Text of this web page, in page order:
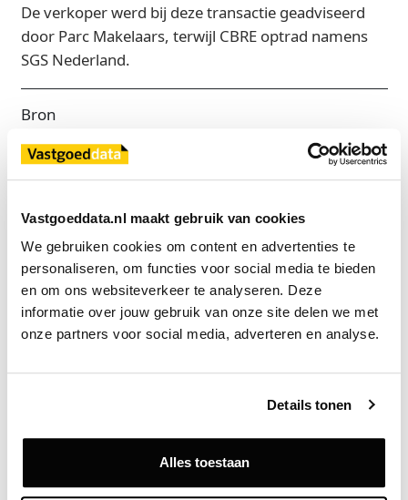
Vastgoeddata.nl maakt gebruik van cookies
We gebruiken cookies om content en advertenties te
personaliseren, om functies voor social media te bieden
en om ons websiteverkeer te analyseren. Deze
informatie over jouw gebruik van onze site delen we met
onze partners voor social media, adverteren en analyse.
Details tonen
Alles toestaan
De verkoper werd bij deze transactie geadviseerd
door Parc Makelaars, terwijl CBRE optrad namens
SGS Nederland.
Bron
Exclusief voor licentiehouders
Zie direct welke partijen en panden betrokken zijn bij dit nieuws.
Deze informatie is alleen beschikbaar voor licentiehouders van
Vraag een demo aan
Gerelateerde nieuwsberichten